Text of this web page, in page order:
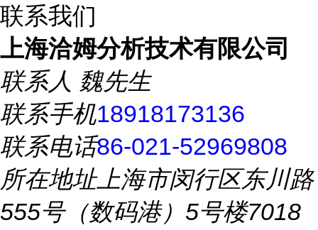
联系我们
上海洽姆分析技术有限公司
联系人 魏先生
联系手机18918173136
联系电话86-021-52969808
所在地址上海市闵行区东川路
555号（数码港）5号楼7018